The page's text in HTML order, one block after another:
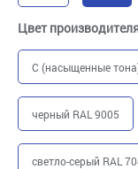
Цвет
C (насыщенные
черный RAL 9005
светло-серый RAL